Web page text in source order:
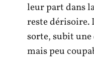
leur part dans
reste dérisoire.
sorte, subit une
mais peu